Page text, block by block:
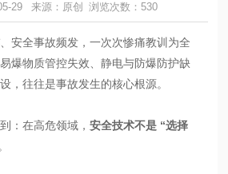
29 来源：原创 浏览次数：530
、安全事故频发，一次次惨痛教训为全
爆物质管控失效、静电与防爆防护缺
，往往是事故发生的核心根源。
：在高危领域，安全技术不是 “选择